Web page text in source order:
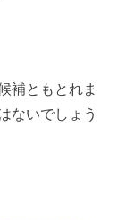
補ともとれま
ないでしょう